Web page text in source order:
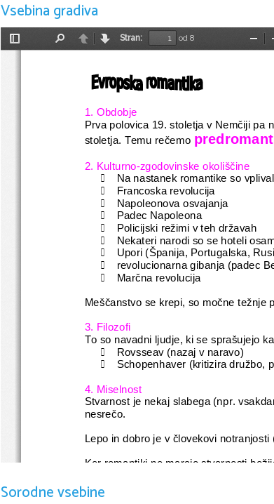
Vsebina gradiva
Preklopi
NazajNaprej
Stran:
od 8
1. Obdobje
Prva polovica 19. stoletja v Nemčiji pa
stoletja. Temu rečemo
2. Kulturno-zgodovinske okoliščine
 Na nastanek romantike so
 Francoska revolucija
 Napoleonova osvajanja
 Padec Napoleona
 Policijski režimi v teh državah
 Nekateri narodi so se hoteli
 Upori (Španija, Portugalska,
 revolucionarna gibanja (padec
 Marčna revolucija
Meščanstvo se krepi, so močne težnje
3. Filozofi
To so navadni ljudje, ki se sprašujejo
 Rovsseav (nazaj v naravo)
 Schopenhaver (kritizira družbo,
4. Miselnost
Stvarnost je nekaj slabega (npr.
nesrečo.
Lepo in dobro je v človekovi
Ker romantiki ne marajo stvarnosti
b.)
c.)
Sorodne vsebine